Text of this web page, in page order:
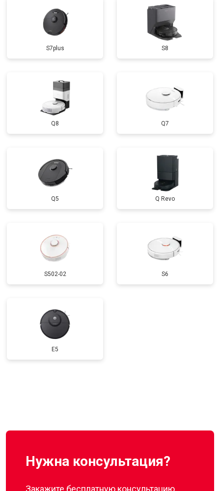
S7plus S8
Q8 Q7
Q5 Q Revo
S502-02 S6
E5
Нужна консультация?
Закажите бесплатную консультацию,